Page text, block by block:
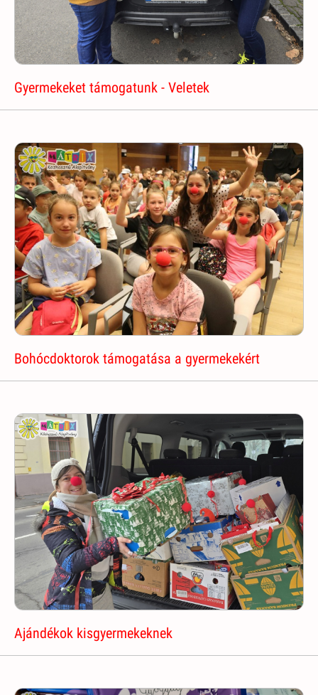
Gyermekeket támogatunk - Veletek
Bohócdoktorok támogatása a gyermekekért
Ajándékok kisgyermekeknek